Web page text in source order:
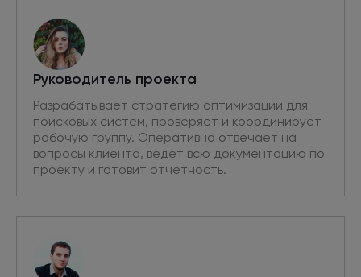
Руководитель проекта
Разрабатывает стратегию оптимизации для
поисковых систем, проверяет и координирует
рабочую группу. Оперативно отвечает на
вопросы клиента, ведет всю документацию по
проекту и готовит отчетность.